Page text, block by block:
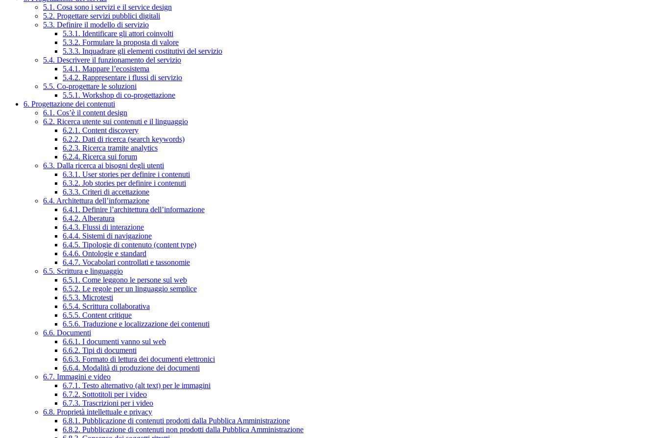
5.1. Cosa sono i servizi e il service design
5.2. Progettare servizi pubblici digitali
5.3. Definire il modello di servizio
5.3.1. Identificare gli attori coinvolti
5.3.2. Formulare la proposta di valore
5.3.3. Inquadrare gli elementi costitutivi del servizio
5.4. Descrivere il funzionamento del servizio
5.4.1. Mappare l’ecosistema
5.4.2. Rappresentare i flussi di servizio
5.5. Co-progettare le soluzioni
5.5.1. Workshop di co-progettazione
6. Progettazione dei contenuti
6.1. Cos’è il content design
6.2. Ricerca utente sui contenuti e il linguaggio
6.2.1. Content discovery
6.2.2. Dati di ricerca (search keywords)
6.2.3. Ricerca tramite analytics
6.2.4. Ricerca sui forum
6.3. Dalla ricerca ai bisogni degli utenti
6.3.1. User stories per definire i contenuti
6.3.2. Job stories per definire i contenuti
6.3.3. Criteri di accettazione
6.4. Architettura dell’informazione
6.4.1. Definire l’architettura dell’informazione
6.4.2. Alberatura
6.4.3. Flussi di interazione
6.4.4. Sistemi di navigazione
6.4.5. Tipologie di contenuto (content type)
6.4.6. Ontologie e standard
6.4.7. Vocabolari controllati e tassonomie
6.5. Scrittura e linguaggio
6.5.1. Come leggono le persone sul web
6.5.2. Le regole per un linguaggio semplice
6.5.3. Microtesti
6.5.4. Scrittura collaborativa
6.5.5. Content critique
6.5.6. Traduzione e localizzazione dei contenuti
6.6. Documenti
6.6.1. I documenti vanno sul web
6.6.2. Tipi di documenti
6.6.3. Formato di lettura dei documenti elettronici
6.6.4. Modalità di produzione dei documenti
6.7. Immagini e video
6.7.1. Testo alternativo (alt text) per le immagini
6.7.2. Sottotitoli per i video
6.7.3. Trascrizioni per i video
6.8. Proprietà intellettuale e privacy
6.8.1. Pubblicazione di contenuti prodotti dalla Pubblica Amministrazione
6.8.2. Pubblicazione di contenuti non prodotti dalla Pubblica Amministrazione